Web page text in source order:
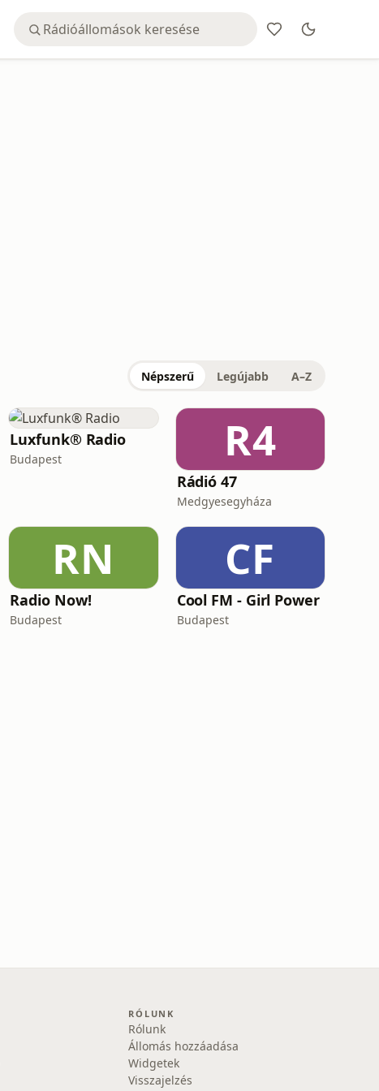
Népszerű Legújabb A–Z
Luxfunk® Radio
Budapest R4
Rádió 47
Medgyesegyháza
RN
Radio Now!
Budapest
CF
Cool FM - Girl Power
Budapest
RÓLUNK
Rólunk
Állomás hozzáadása
Widgetek
Visszajelzés